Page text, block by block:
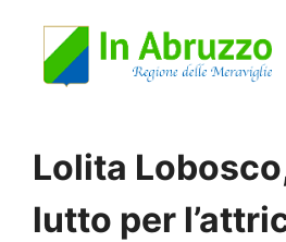
Lolita
lutto per